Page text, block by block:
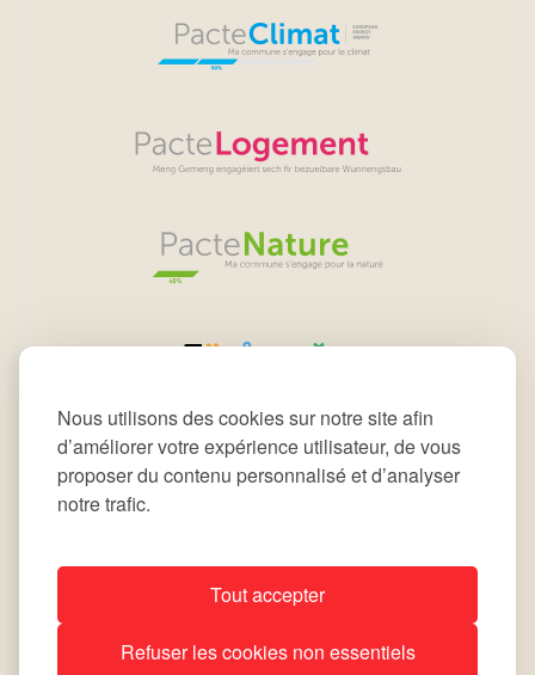
Nous utilisons des cookies sur notre site afin
d’améliorer votre expérience utilisateur, de vous
proposer du contenu personnalisé et d’analyser
notre trafic.
Tout accepter
Refuser les cookies non essentiels
All rights reserved © 2026 Commune de Leudelange